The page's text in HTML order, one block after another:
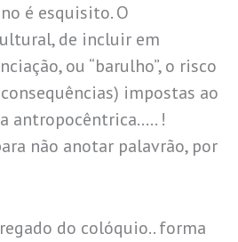
é esquisito. O
de incluir em
ou “barulho”, o risco
impostas ao
antropocêntrica….. !
não anotar palavrão, por
do colóquio.. forma